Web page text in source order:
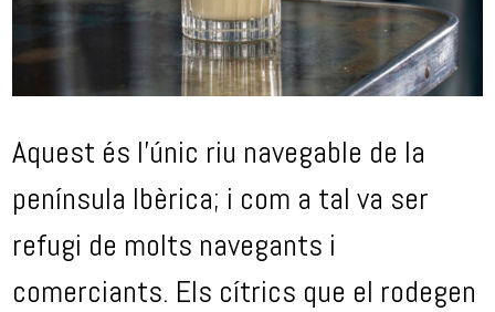
Aquest és l’únic riu navegable de la
península Ibèrica; i com a tal va ser
refugi de molts navegants i
comerciants. Els cítrics que el rodegen